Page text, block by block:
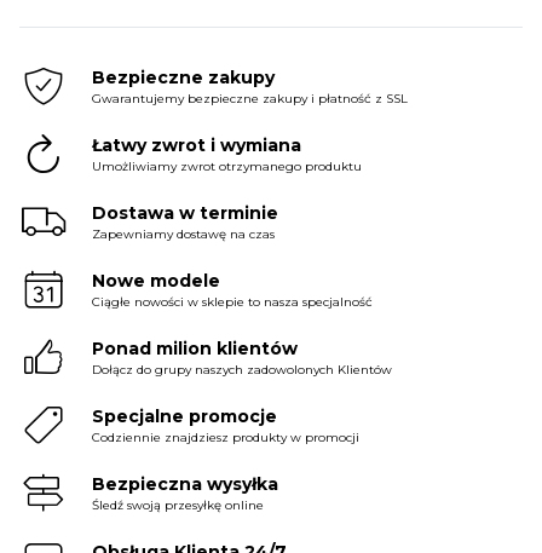
Bezpieczne zakupy
Gwarantujemy bezpieczne zakupy i płatność z SSL
Łatwy zwrot i wymiana
Umożliwiamy zwrot otrzymanego produktu
Dostawa w terminie
Zapewniamy dostawę na czas
Nowe modele
Ciągłe nowości w sklepie to nasza specjalność
Ponad milion klientów
Dołącz do grupy naszych zadowolonych Klientów
Specjalne promocje
Codziennie znajdziesz produkty w promocji
Bezpieczna wysyłka
Śledź swoją przesyłkę online